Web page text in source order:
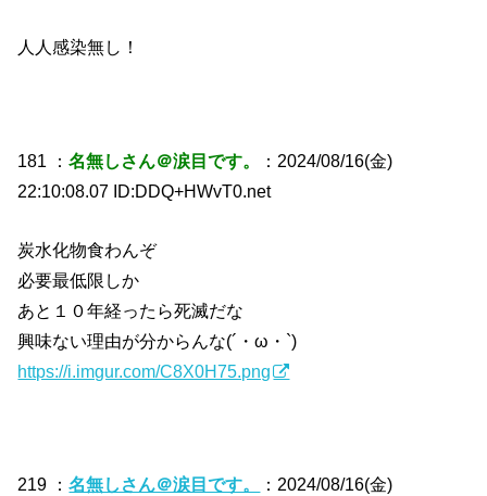
人人感染無し！
181 ：名無しさん＠涙目です。
：2024/08/16(金)
22:10:08.07 ID:DDQ+HWvT0.net
炭水化物食わんぞ
必要最低限しか
あと１０年経ったら死滅だな
興味ない理由が分からんな(´・ω・`)
https://i.imgur.com/C8X0H75.png
219 ：名無しさん＠涙目です。
：2024/08/16(金)